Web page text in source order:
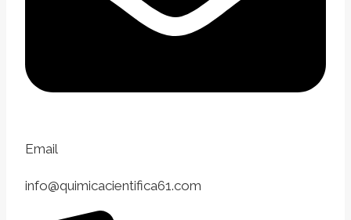
Email
info@quimicacientifica61.com